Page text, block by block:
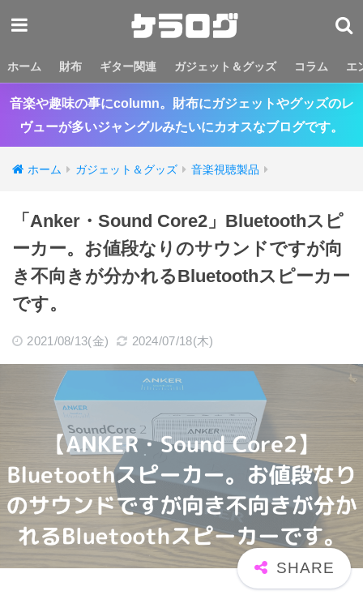
ホーム 財布 ギター関連 ガジェット＆グッズ コラム エ
音楽や趣味の事にcolumn。財布にガジェットやグッズのレ
ヴューが多いジャングルみたいにカオスなブログです。
ホーム ガジェット＆グッズ 音楽視聴製品
「Anker・Sound Core2」Bluetoothスピ
ーカー。お値段なりのサウンドですが向
き不向きが分かれるBluetoothスピーカー
です。
2021/08/13(金) 2024/07/18(木)